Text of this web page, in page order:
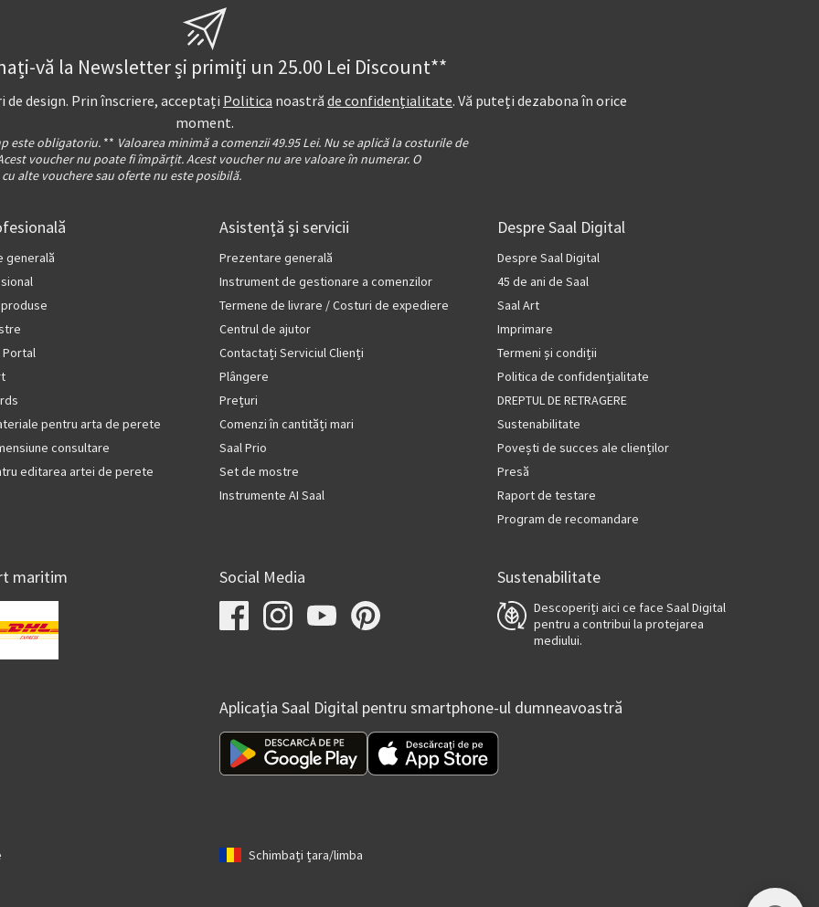
vă la Newsletter și primiți un 25.00 Lei Discount**
design. Prin înscriere, acceptați Politica noastră de confidențialitate. Vă puteți dezabona în orice
moment.
este obligatoriu. ** Valoarea minimă a comenzii 49.95 Lei. Nu se aplică la costurile de
voucher nu poate fi împărțit. Acest voucher nu are valoare în numerar. O
alte vouchere sau oferte nu este posibilă.
generală
Portal
pentru arta de perete
consultare
editarea artei de perete
Asistență și servicii
Prezentare generală
Instrument de gestionare a comenzilor
Termene de livrare / Costuri de expediere
Centrul de ajutor
Contactați Serviciul Clienți
Plângere
Prețuri
Comenzi în cantități mari
Saal Prio
Set de mostre
Instrumente AI Saal
Despre Saal Digital
Despre Saal Digital
45 de ani de Saal
Saal Art
Imprimare
Termeni și condiții
Politica de confidențialitate
DREPTUL DE RETRAGERE
Sustenabilitate
Povești de succes ale clienților
Presă
Raport de testare
Program de recomandare
maritim Social Media Sustenabilitate
Descoperiți aici ce face Saal Digital
pentru a contribui la protejarea
mediului.
Aplicația Saal Digital pentru smartphone-ul dumneavoastră
Schimbați țara/limba